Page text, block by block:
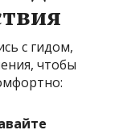
с гидом,
чтобы